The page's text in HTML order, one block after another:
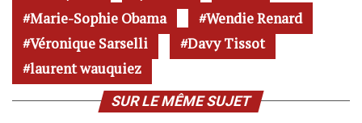
Marie-Sophie Obama
Wendie Renard
Véronique Sarselli
Davy Tissot
laurent wauquiez
SUR LE MÊME SUJET